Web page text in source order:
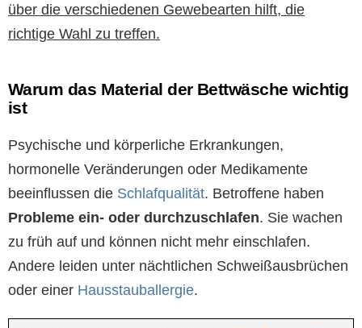
über die verschiedenen Gewebearten hilft, die
richtige Wahl zu treffen.
Warum das Material der Bettwäsche wichtig
ist
Psychische und körperliche Erkrankungen,
hormonelle Veränderungen oder Medikamente
beeinflussen die Schlafqualität. Betroffene haben
Probleme ein- oder durchzuschlafen. Sie wachen
zu früh auf und können nicht mehr einschlafen.
Andere leiden unter nächtlichen Schweißausbrüchen
oder einer Hausstauballergie.